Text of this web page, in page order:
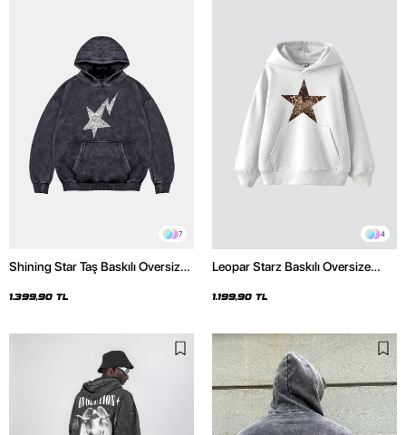
7
Shining Star Taş Baskılı Oversize
Hoodie
1.399,90 TL
4
Leopar Starz Baskılı Oversize
1.199,90 TL